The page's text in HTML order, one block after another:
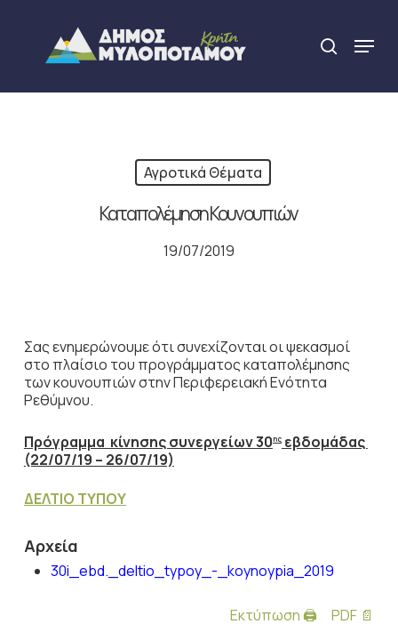
content
search
Menu
Αγροτικά Θέματα
Καταπολέμηση Κουνουπιών
19/07/2019
Σας ενημερώνουμε ότι συνεχίζονται οι ψεκασμοί
στο πλαίσιο του προγράμματος καταπολέμησης
των κουνουπιών στην Περιφερειακή Ενότητα
Ρεθύμνου.
Πρόγραμμα κίνησης συνεργείων 30ηςεβδομάδας
(22/07/19 – 26/07/19)
ΔΕΛΤΙΟ ΤΥΠΟΥ
Αρχεία
30i_ebd._deltio_typoy_-_koynoypia_2019
Εκτύπωση 🖨 PDF 📄
Close